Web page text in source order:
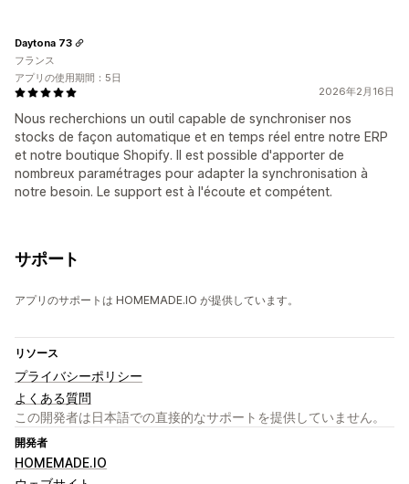
2026年2月16日
Nous recherchions un outil capable de synchroniser nos
stocks de façon automatique et en temps réel entre notre ERP
et notre boutique Shopify. Il est possible d'apporter de
nombreux paramétrages pour adapter la synchronisation à
notre besoin. Le support est à l'écoute et compétent.
Daytona 73
フランス
アプリの使用期間：5日
サポート
アプリのサポートは HOMEMADE.IO が提供しています。
リソース
プライバシーポリシー
よくある質問
この開発者は日本語での直接的なサポートを提供していません。
開発者
HOMEMADE.IO